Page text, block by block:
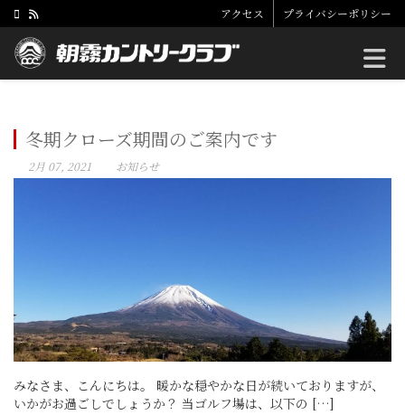
アクセス プライバシーポリシー
冬期クローズ期間のご案内です
2月 07, 2021 お知らせ
みなさま、こんにちは。 暖かな穏やかな日が続いておりますが、
いかがお過ごしでしょうか？ 当ゴルフ場は、以下の […]